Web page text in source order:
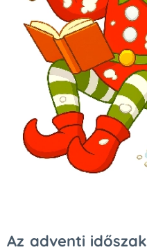
Az adventi időszak